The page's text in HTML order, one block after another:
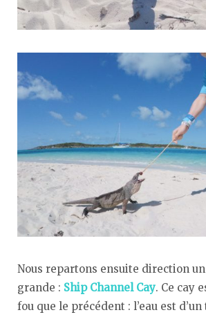
Nous repartons ensuite direction
grande : Ship Channel Cay. Ce cay
fou que le précédent : l’eau est